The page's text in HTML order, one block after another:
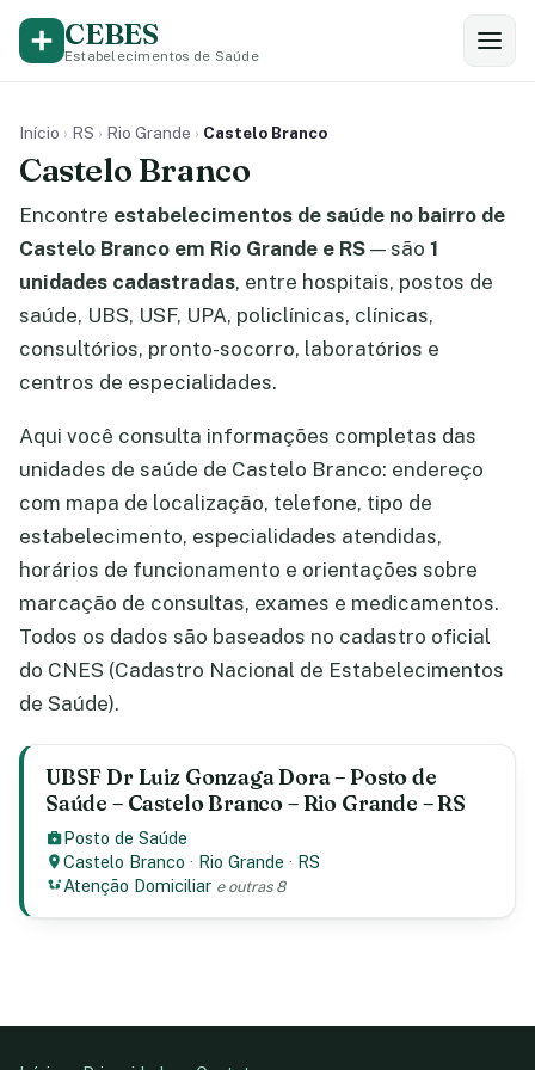
CEBES
Estabelecimentos de Saúde
Início › RS › Rio Grande › Castelo Branco
Castelo Branco
Encontre estabelecimentos de saúde no bairro de
Castelo Branco em Rio Grande e RS — são 1
unidades cadastradas, entre hospitais, postos de
saúde, UBS, USF, UPA, policlínicas, clínicas,
consultórios, pronto-socorro, laboratórios e
centros de especialidades.
Aqui você consulta informações completas das
unidades de saúde de Castelo Branco: endereço
com mapa de localização, telefone, tipo de
estabelecimento, especialidades atendidas,
horários de funcionamento e orientações sobre
marcação de consultas, exames e medicamentos.
Todos os dados são baseados no cadastro oficial
do CNES (Cadastro Nacional de Estabelecimentos
de Saúde).
UBSF Dr Luiz Gonzaga Dora – Posto de
Saúde – Castelo Branco – Rio Grande – RS
Posto de Saúde
Castelo Branco · Rio Grande · RS
Atenção Domiciliar e outras 8